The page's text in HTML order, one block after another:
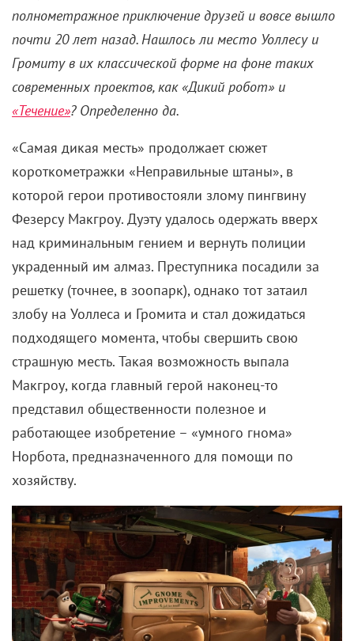
полнометражное приключение друзей и вовсе вышло
почти 20 лет назад. Нашлось ли место Уоллесу и
Громиту в их классической форме на фоне таких
современных проектов, как «Дикий робот» и
«Течение»? Определенно да.
«Самая дикая месть» продолжает сюжет
короткометражки «Неправильные штаны», в
которой герои противостояли злому пингвину
Фезерсу Макгроу. Дуэту удалось одержать вверх
над криминальным гением и вернуть полиции
украденный им алмаз. Преступника посадили за
решетку (точнее, в зоопарк), однако тот затаил
злобу на Уоллеса и Громита и стал дожидаться
подходящего момента, чтобы свершить свою
страшную месть. Такая возможность выпала
Макгроу, когда главный герой наконец-то
представил общественности полезное и
работающее изобретение – «умного гнома»
Норбота, предназначенного для помощи по
хозяйству.